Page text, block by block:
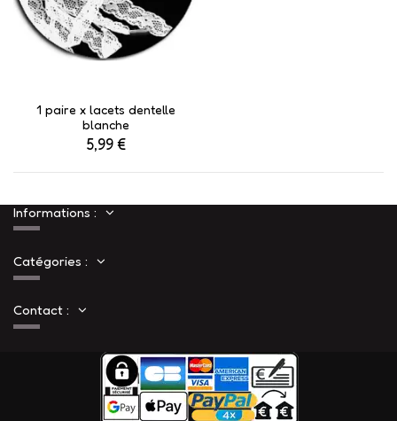
1 paire x lacets dentelle
blanche
5,99 €
Informations :
Catégories :
Contact :